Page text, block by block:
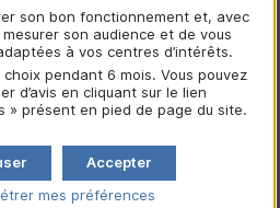
clientèle particuliers
son bon fonctionnement et, avec
son audience et de vous
à vos centres d’intérêts.
pendant 6 mois. Vous pouvez
d’avis en cliquant sur le lien
» présent en pied de page du site.
Accepter
mes préférences